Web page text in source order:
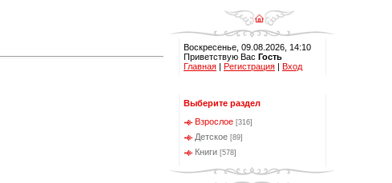
Воскресенье, 09.08.2026, 14:10
Приветствую Вас Гость
Главная | Регистрация | Вход
Выберите раздел
Взрослое [316]
Детское [89]
Книги [578]